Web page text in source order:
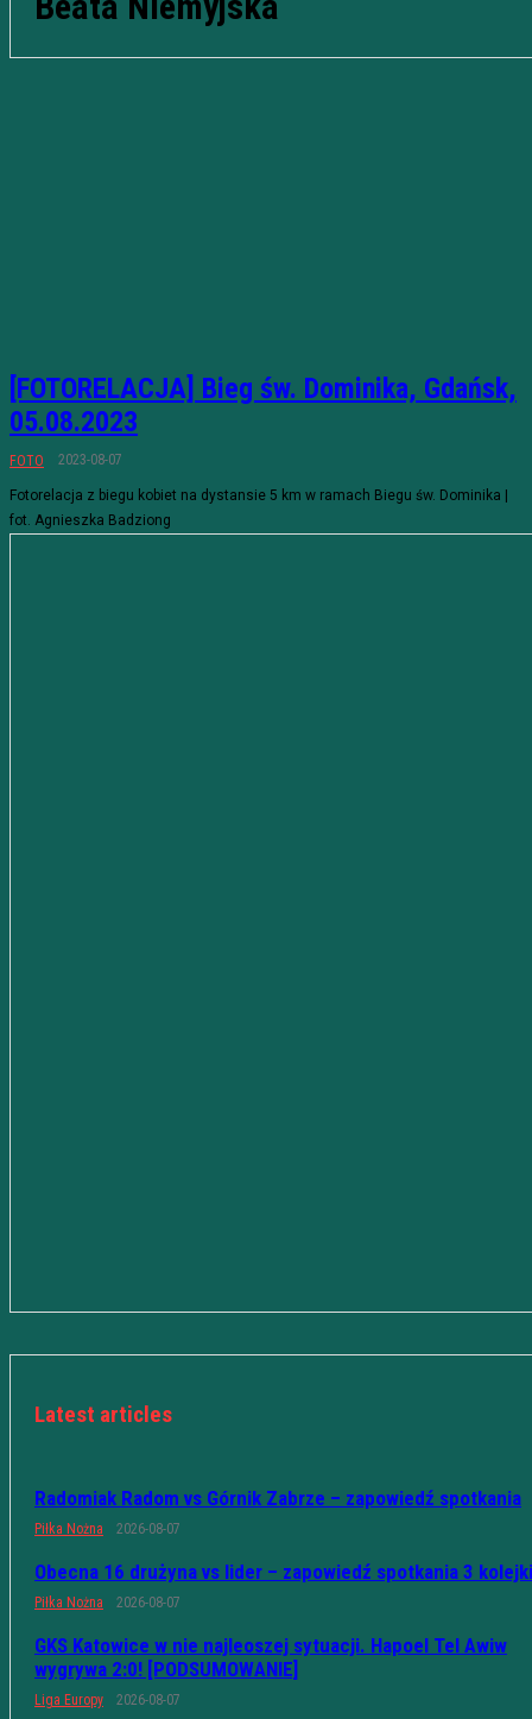
[FOTORELACJA] Bieg św. Dominika, Gdańsk,
05.08.2023
FOTO 2023-08-07
Fotorelacja z biegu kobiet na dystansie 5 km w ramach Biegu św. Dominika |
fot. Agnieszka Badziong
Latest articles
Radomiak Radom vs Górnik Zabrze – zapowiedź spotkania
Piłka Nożna 2026-08-07
Obecna 16 drużyna vs lider – zapowiedź spotkania 3 kolejki
Piłka Nożna 2026-08-07
GKS Katowice w nie najleoszej sytuacji. Hapoel Tel Awiw
wygrywa 2:0! [PODSUMOWANIE]
Liga Europy 2026-08-07